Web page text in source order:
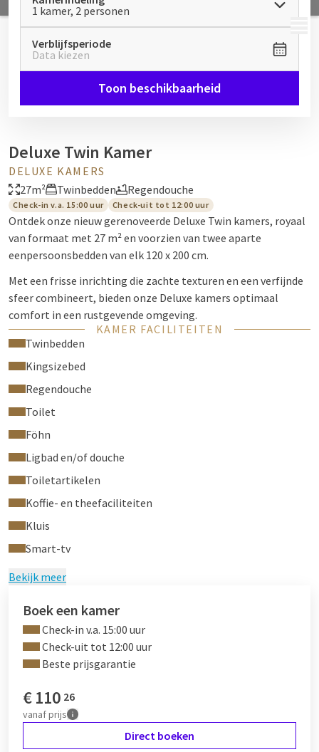
MENU
1 kamer, 2 personen
Verblijfsperiode
Data kiezen
Toon beschikbaarheid
Deluxe Twin Kamer
DELUXE KAMERS
27m²
Twinbedden Regendouche
Check-in v.a. 15:00 uur Check-uit tot 12:00 uur
Ontdek onze nieuw gerenoveerde Deluxe Twin kamers, royaal
van formaat met 27 m² en voorzien van twee aparte
eenpersoonsbedden van elk 120 x 200 cm.
Met een frisse inrichting die zachte texturen en een verfijnde
sfeer combineert, bieden onze Deluxe kamers optimaal
comfort in een rustgevende omgeving.
Geniet van een flatscreen-tv met Chromecast-connectiviteit
en een koffiemachine.
De elegant vernieuwde badkamer beschikt over een ruime
een echt moment van welzijn.
De foto toont onze nieuwe kamers — officiële beelden zijn
binnenkort beschikbaar.
KAMER FACILITEITEN
Twinbedden
Kingsizebed
Regendouche
Toilet
Föhn
Ligbad en/of douche
Toiletartikelen
Koffie- en theefaciliteiten
Kluis
Smart-tv
Bekijk meer
Boek een kamer
Check-in v.a. 15:00 uur
Check-uit tot 12:00 uur
Beste prijsgarantie
€110 26
vanafprijs
Direct boeken